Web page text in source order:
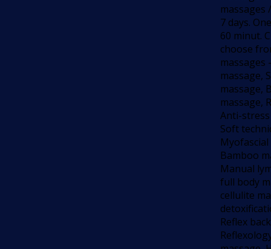
massages
7 days.
60 minut.
choose
massages
massage,
massage,
massage,
Anti-
Soft
Bamboo
Manual
full body
cellulite
Reflex